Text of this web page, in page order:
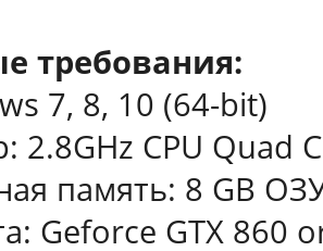
требования:
7, 8, 10 (64-bit)
2.8GHz CPU Quad
память: 8 GB
Geforce GTX 860